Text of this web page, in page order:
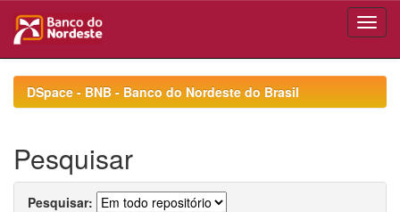
navigationDSpace - BNB - Banco do Nordeste do Brasil
Pesquisar
Pesquisar: